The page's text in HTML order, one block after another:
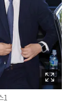
1